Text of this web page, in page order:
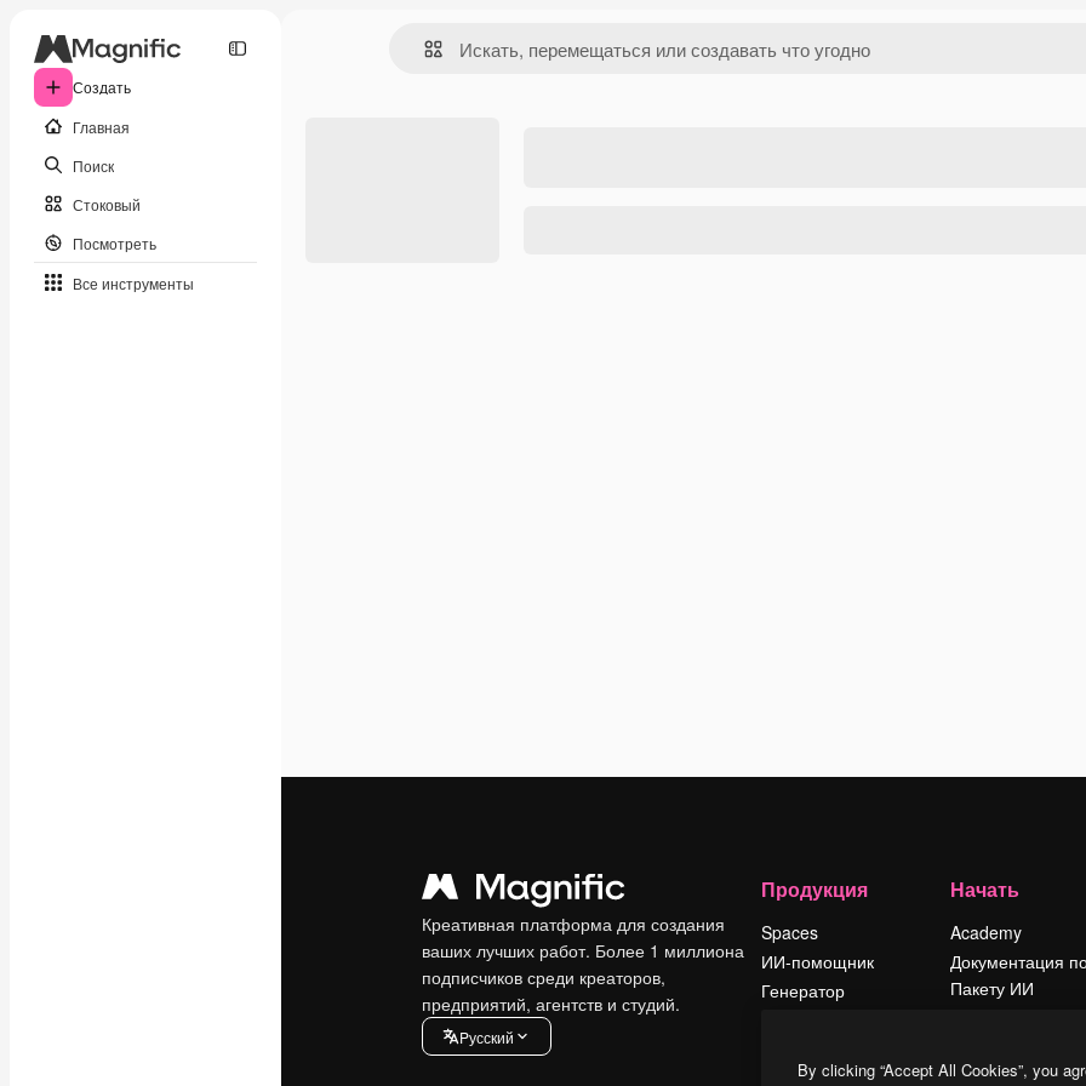
Создать
Главная
Поиск
Стоковый
Посмотреть
Все инструменты
Креативная платформа для создания
ваших лучших работ. Более 1 миллиона
подписчиков среди креаторов,
предприятий, агентств и студий.
Pусский
Продукция
Spaces
ИИ-помощник
Генератор
Начать
Academy
Документация
Пакету ИИ
Условия и
By clicking “Accept All Cookies”, you